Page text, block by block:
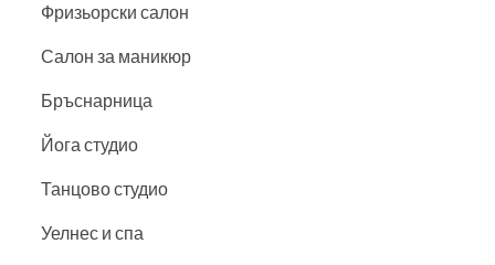
Фризьорски салон
Салон за маникюр
Бръснарница
Йога студио
Танцово студио
Уелнес и спа